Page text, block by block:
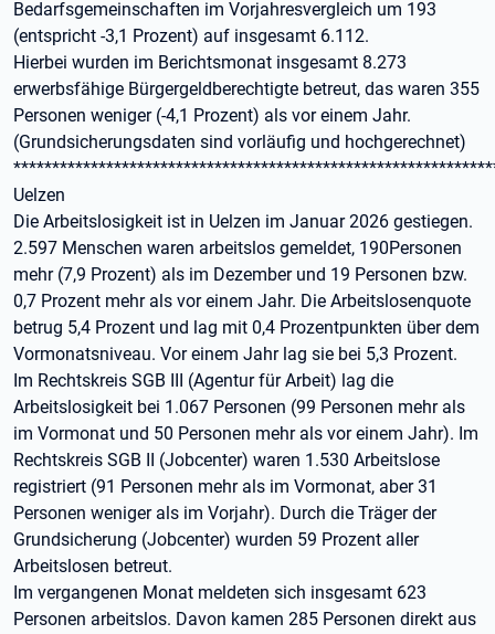
Bedarfsgemeinschaften im Vorjahresvergleich um 193
(entspricht -3,1 Prozent) auf insgesamt 6.112.
Hierbei wurden im Berichtsmonat insgesamt 8.273
erwerbsfähige Bürgergeldberechtigte betreut, das waren 355
Personen weniger (-4,1 Prozent) als vor einem Jahr.
(Grundsicherungsdaten sind vorläufig und hochgerechnet)
Uelzen
Die Arbeitslosigkeit ist in Uelzen im Januar 2026 gestiegen.
2.597 Menschen waren arbeitslos gemeldet, 190Personen
mehr (7,9 Prozent) als im Dezember und 19 Personen bzw.
0,7 Prozent mehr als vor einem Jahr. Die Arbeitslosenquote
betrug 5,4 Prozent und lag mit 0,4 Prozentpunkten über dem
Vormonatsniveau. Vor einem Jahr lag sie bei 5,3 Prozent.
Im Rechtskreis SGB III (Agentur für Arbeit) lag die
Arbeitslosigkeit bei 1.067 Personen (99 Personen mehr als
im Vormonat und 50 Personen mehr als vor einem Jahr). Im
Rechtskreis SGB II (Jobcenter) waren 1.530 Arbeitslose
registriert (91 Personen mehr als im Vormonat, aber 31
Personen weniger als im Vorjahr). Durch die Träger der
Grundsicherung (Jobcenter) wurden 59 Prozent aller
Arbeitslosen betreut.
Im vergangenen Monat meldeten sich insgesamt 623
Personen arbeitslos. Davon kamen 285 Personen direkt aus